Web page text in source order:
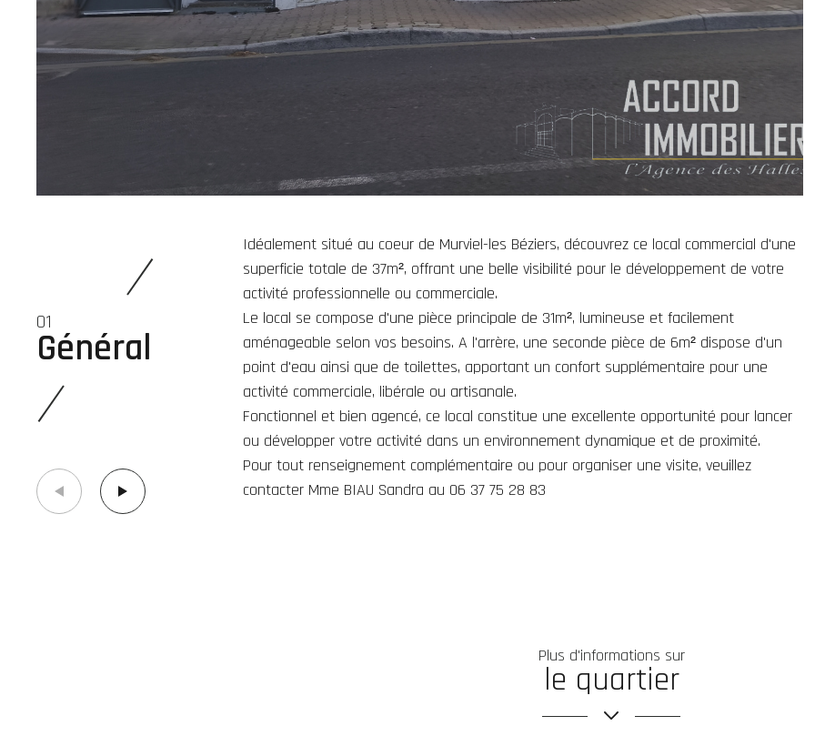
01
Général
Idéalement situé au coeur de Murviel-les Béziers, découvrez ce local commercial d'une
superficie totale de 37m², offrant une belle visibilité pour le développement de votre
activité professionnelle ou commerciale.
Le local se compose d'une pièce principale de 31m², lumineuse et facilement
aménageable selon vos besoins. A l'arrère, une seconde pièce de 6m² dispose d'un
point d'eau ainsi que de toilettes, apportant un confort supplémentaire pour une
activité commerciale, libérale ou artisanale.
Fonctionnel et bien agencé, ce local constitue une excellente opportunité pour lancer
ou développer votre activité dans un environnement dynamique et de proximité.
Pour tout renseignement complémentaire ou pour organiser une visite, veuillez
contacter Mme BIAU Sandra au 06 37 75 28 83
Plus d'informations sur
le quartier